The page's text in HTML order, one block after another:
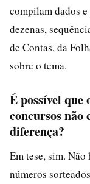
compilam dados
dezenas,
de Contas, da
sobre o tema.
É possível que
concursos não
diferença?
Em tese, sim.
números